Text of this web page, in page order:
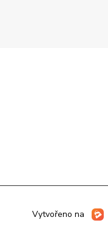
Vytvořeno na